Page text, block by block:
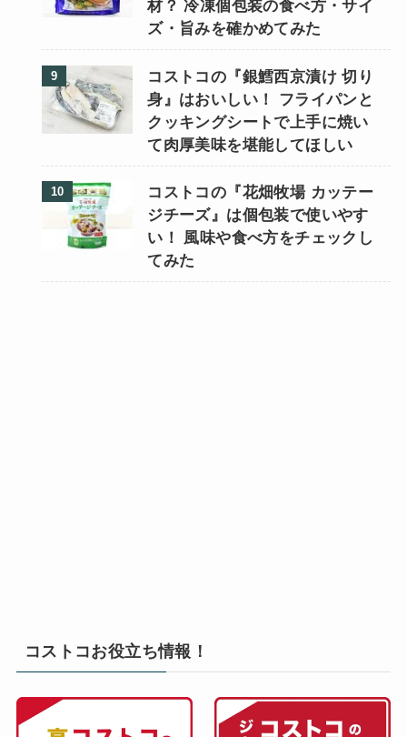
材？ 冷凍個包装の食べ方・サイ
ズ・旨みを確かめてみた
コストコの『銀鱈西京漬け 切り
身』はおいしい！ フライパンと
クッキングシートで上手に焼い
て肉厚美味を堪能してほしい
コストコの『花畑牧場 カッテー
ジチーズ』は個包装で使いやす
い！ 風味や食べ方をチェックし
てみた
コストコお役立ち情報！